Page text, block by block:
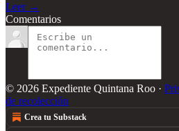
Leer →
Comentarios
© 2026 Expediente Quintana Roo ·
de recolección
Crea tu Substack